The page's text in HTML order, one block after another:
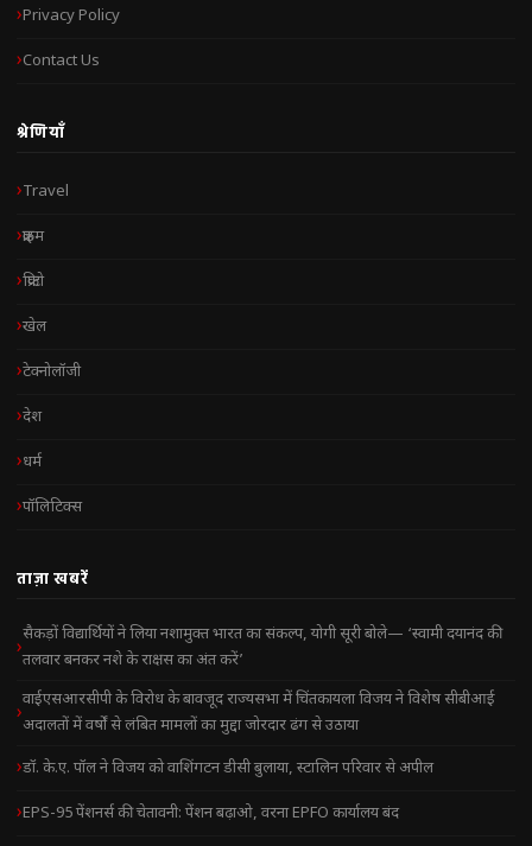
Privacy Policy
Contact Us
श्रेणियाँ
Travel
क्राइम
क्रिप्टो
खेल
टेक्नोलॉजी
देश
धर्म
पॉलिटिक्स
ताज़ा खबरें
सैकड़ों विद्यार्थियों ने लिया नशामुक्त भारत का संकल्प, योगी सूरी बोले— ‘स्वामी दयानंद की
तलवार बनकर नशे के राक्षस का अंत करें’
वाईएसआरसीपी के विरोध के बावजूद राज्यसभा में चिंतकायला विजय ने विशेष सीबीआई
अदालतों में वर्षों से लंबित मामलों का मुद्दा जोरदार ढंग से उठाया
डॉ. के.ए. पॉल ने विजय को वाशिंगटन डीसी बुलाया, स्टालिन परिवार से अपील
EPS-95 पेंशनर्स की चेतावनी: पेंशन बढ़ाओ, वरना EPFO कार्यालय बंद